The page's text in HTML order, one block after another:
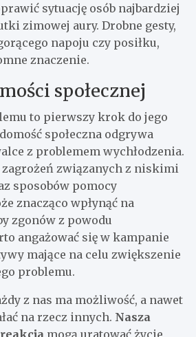
sytuację osób najbardziej
zimowej aury. Drobne gesty,
napoju czy posiłku,
znaczenie.
społecznej
to pierwszy krok do jego
społeczna odgrywa
z problemem wychłodzenia.
zagrożeń związanych z niskimi
sposobów pomocy
znacząco wpłynąć na
zgonów z powodu
angażować się w kampanie
mające na celu zwiększenie
problemu.
z nas ma możliwość, a nawet
na rzecz innych. Nasza
mogą uratować życie